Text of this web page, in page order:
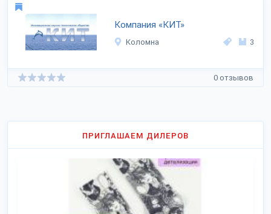
Компания «КИТ»
Коломна 3
0 отзывов
ПРИГЛАШАЕМ ДИЛЕРОВ